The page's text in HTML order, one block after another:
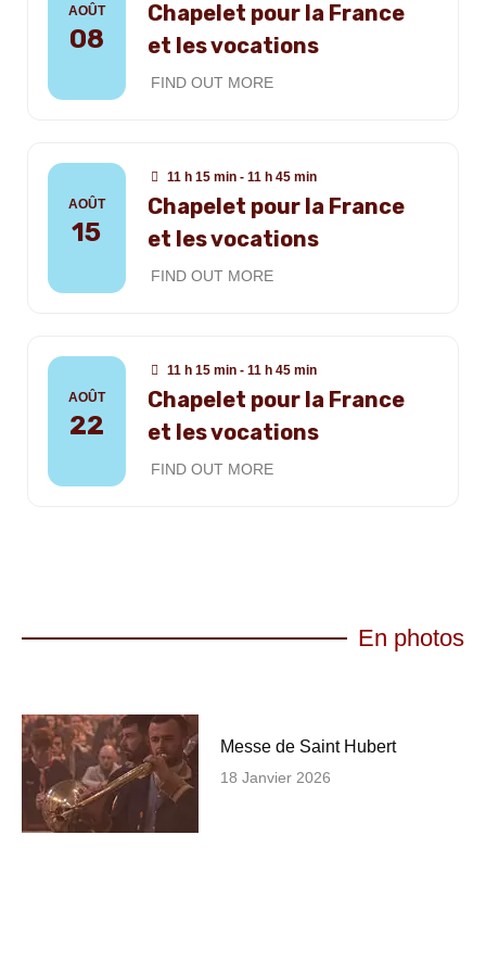
AOÛT
08
Chapelet pour la France
et les vocations
FIND OUT MORE
AOÛT
15
11 h 15 min - 11 h 45 min
Chapelet pour la France
et les vocations
FIND OUT MORE
AOÛT
22
11 h 15 min - 11 h 45 min
Chapelet pour la France
et les vocations
FIND OUT MORE
En photos
Messe de Saint Hubert
18 Janvier 2026